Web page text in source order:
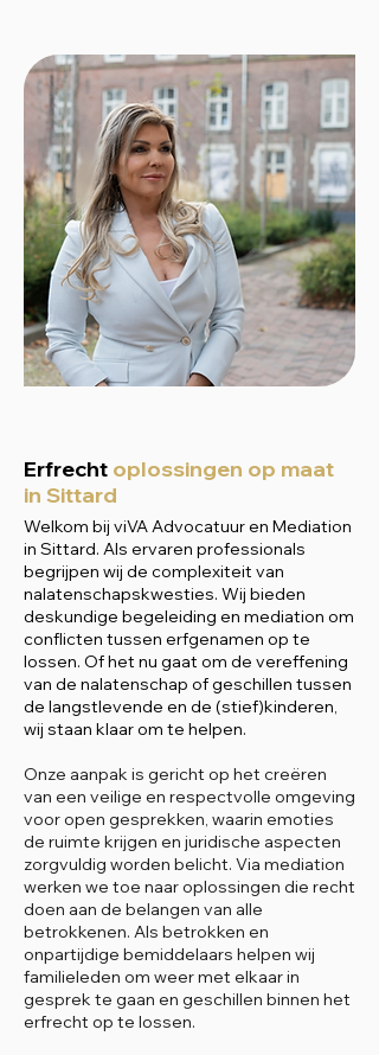
Erfrecht oplossingen op maat
in Sittard
Welkom bij viVA Advocatuur en Mediation
in Sittard. Als ervaren professionals
begrijpen wij de complexiteit van
nalatenschapskwesties. Wij bieden
deskundige begeleiding en mediation om
conflicten tussen erfgenamen op te
lossen. Of het nu gaat om de vereffening
van de nalatenschap of geschillen tussen
de langstlevende en de (stief)kinderen,
wij staan klaar om te helpen.
Onze aanpak is gericht op het creëren
van een veilige en respectvolle omgeving
voor open gesprekken, waarin emoties
de ruimte krijgen en juridische aspecten
zorgvuldig worden belicht. Via mediation
werken we toe naar oplossingen die recht
doen aan de belangen van alle
betrokkenen. Als betrokken en
onpartijdige bemiddelaars helpen wij
familieleden om weer met elkaar in
gesprek te gaan en geschillen binnen het
erfrecht op te lossen.